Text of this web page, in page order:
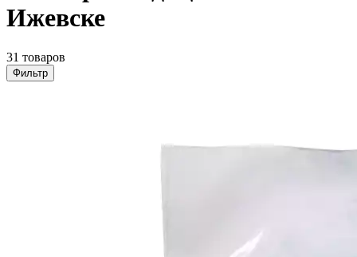
Ижевске
31 товаров
Фильтр